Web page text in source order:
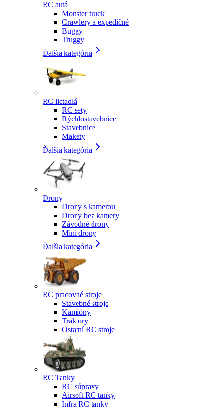
RC autá
Monster truck
Crawlery a expedičné
Buggy
Truggy
Ďalšia kategória
RC lietadlá
RC sety
Rýchlostavebnice
Stavebnice
Makety
Ďalšia kategória
Drony
Drony s kamerou
Drony bez kamery
Závodné drony
Mini drony
Ďalšia kategória
RC pracovné stroje
Stavebné stroje
Kamióny
Traktory
Ostatní RC stroje
RC Tanky
RC súpravy
Airsoft RC tanky
Infra RC tanky